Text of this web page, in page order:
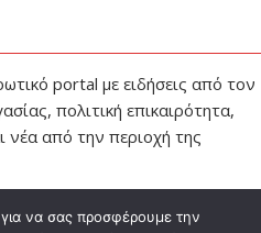
portal με ειδήσεις από τον
πολιτική επικαιρότητα,
νέα από την περιοχή της
να σας προσφέρουμε την